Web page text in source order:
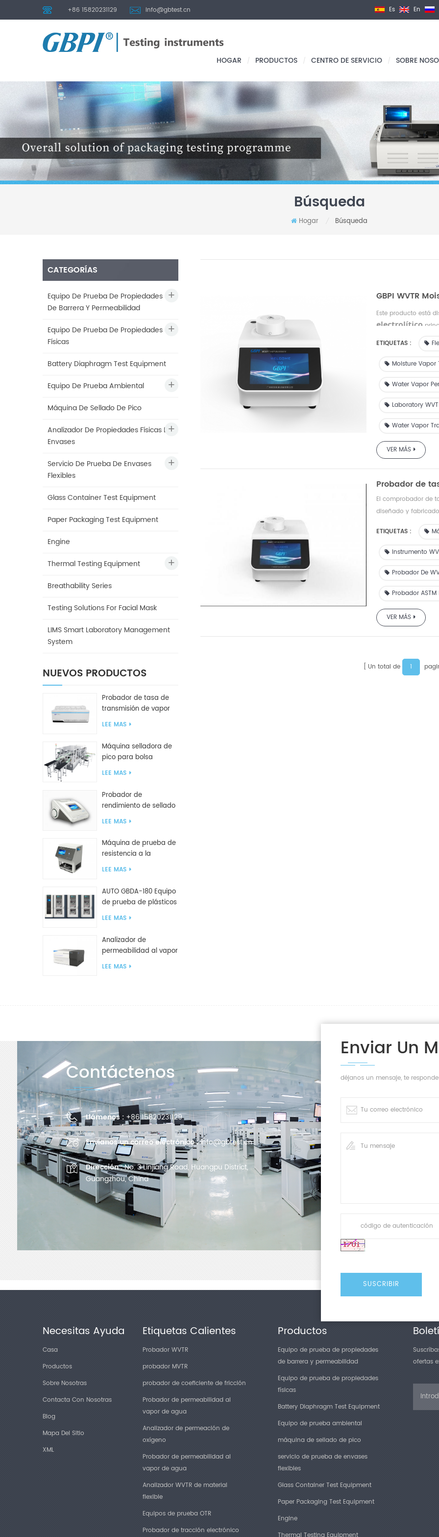
+86 15820231129 info@gbtest.cn Es En
HOGAR / PRODUCTOS / CENTRO DE SERVICIO / SOBRE
Búsqueda
Hogar Búsqueda
CATEGORÍAS
Equipo De Prueba De Propiedades
De Barrera Y Permeabilidad
Equipo De Prueba De Propiedades
Físicas
Battery Diaphragm Test Equipment
Equipo De Prueba Ambiental
Máquina De Sellado De Pico
Analizador De Propiedades Físicas De
Envases
Servicio De Prueba De Envases
Flexibles
Glass Container Test Equipment
Paper Packaging Test Equipment
Engine
Thermal Testing Equipment
Breathability Series
Testing Solutions For Facial Mask
LIMS Smart Laboratory Management
System
NUEVOS PRODUCTOS
Probador de tasa de
transmisión de vapor
de agua W416 2.0
LEE MAS
Máquina selladora de
pico para bolsa
inclinada GF2600-X
LEE MAS
Probador de
rendimiento de sellado
inteligente GBPI
LEE MAS
Máquina de prueba de
resistencia a la
compresión GBN200G
LEE MAS
AUTO GBDA-180 Equipo
de prueba de plásticos
para degradación de
LEE MAS
Analizador de
permeabilidad al vapor
de agua W812 (método
LEE MAS
GBPI WVTR
Este producto está
electrolítico
15106-3. Se utiliza
humedad
y humedad. Ideal
láminas, papeles,
alimentaria,
electrónica
de sus materiales.
ETIQUETAS :
Moisture Vapor
Water Vapor
Laboratory
Water Vapor
VER MÁS
Probador de
El comprobador de
diseñado y
pruebas de amplio
ETIQUETAS :
Instrumento
Probador De
Probador ASTM
VER MÁS
Un total de 1
Contáctenos
Llámenos : +86 15820231129
Envíanos un correo electrónico :info@gbtest.cn
Dirección :No. 3 Linjiang Road, Huangpu District,
Guangzhou, China
Enviar Un
déjanos un mensaje, te
Necesitas Ayuda
Casa
Productos
Sobre Nosotras
Contacta Con Nosotras
Blog
Mapa Del Sitio
XML
Etiquetas Calientes
Probador WVTR
probador MVTR
probador de coeficiente de fricción
Probador de permeabilidad al
vapor de agua
Analizador de permeación de
oxígeno
Probador de permeabilidad al
vapor de agua
Analizador WVTR de material
flexible
Equipos de prueba OTR
Probador de tracción electrónico
Productos
Equipo de prueba de propiedades
de barrera y permeabilidad
Equipo de prueba de propiedades
físicas
Battery Diaphragm Test Equipment
Equipo de prueba ambiental
máquina de sellado de pico
servicio de prueba de envases
flexibles
Glass Container Test Equipment
Paper Packaging Test Equipment
Engine
ofertas